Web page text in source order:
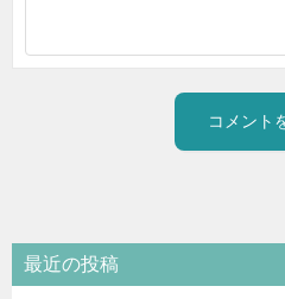
最近の投稿